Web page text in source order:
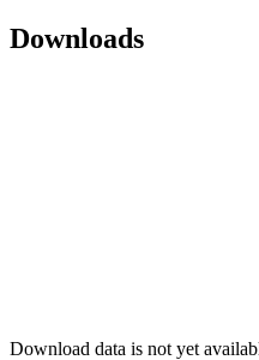
Downloads
Download data is not yet